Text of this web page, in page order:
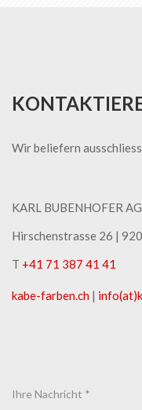
Wir beliefern
KARL BUBENHOFER AG
Hirschenstrasse 26 |
T +41 71 387 41 41
kabe-​farben.ch |